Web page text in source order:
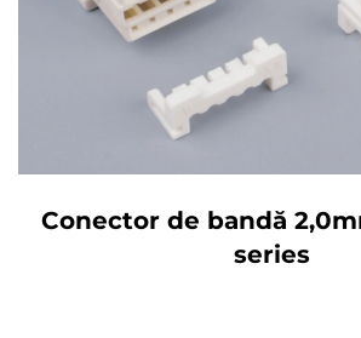
Conector de bandă
series